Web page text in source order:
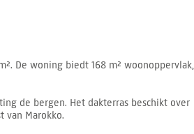
De woning biedt 168 m² woonoppervlak,
de bergen. Het dakterras beschikt over
van Marokko.